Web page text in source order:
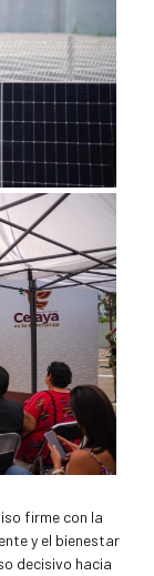
firme con la
y el bienestar
decisivo hacia